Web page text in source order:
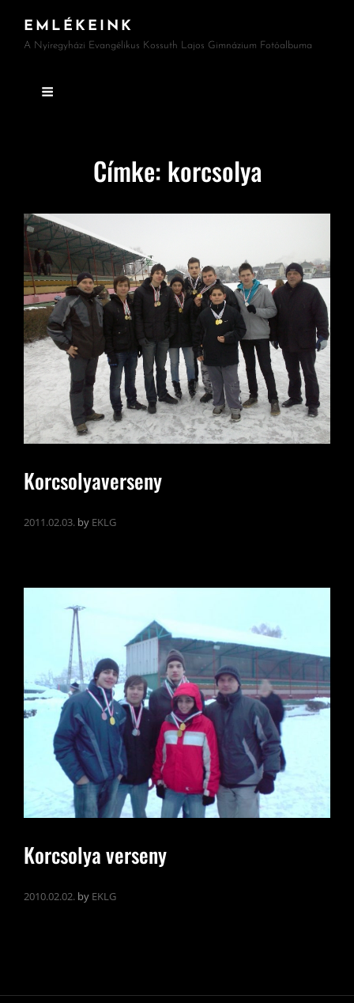
EMLÉKEINK
A Nyíregyházi Evangélikus Kossuth Lajos Gimnázium Fotóalbuma
Címke: korcsolya
Korcsolyaverseny
2011.02.03. by EKLG
Korcsolya verseny
2010.02.02. by EKLG